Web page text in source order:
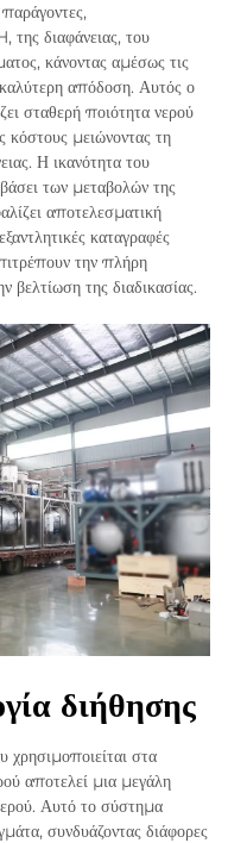
διαφάνειας, του
κάνοντας αμέσως τις
καλύτερη απόδοση. Αυτός ο
σταθερή ποιότητα νερού
κόστους μειώνοντας τη
Η ικανότητα του
των μεταβολών της
αποτελεσματική
καταγραφές
την πλήρη
της διαδικασίας.
διήθησης
χρησιμοποιείται στα
αποτελεί μια μεγάλη
Αυτό το σύστημα
συνδυάζοντας διάφορες